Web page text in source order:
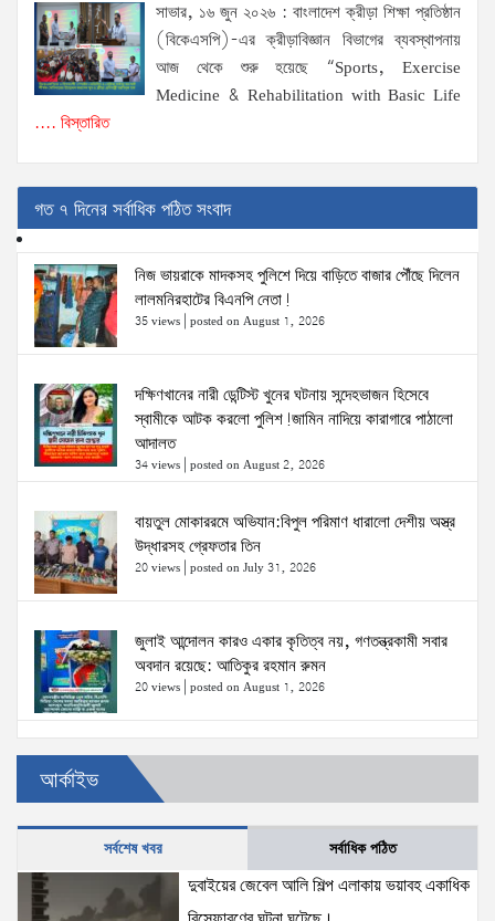
সাভার, ১৬ জুন ২০২৬ : বাংলাদেশ ক্রীড়া শিক্ষা প্রতিষ্ঠান
(বিকেএসপি)-এর ক্রীড়াবিজ্ঞান বিভাগের ব্যবস্থাপনায়
আজ থেকে শুরু হয়েছে “Sports, Exercise
Medicine & Rehabilitation with Basic Life
.... বিস্তারিত
গত ৭ দিনের সর্বাধিক পঠিত সংবাদ
নিজ ভায়রাকে মাদকসহ পুলিশে দিয়ে বাড়িতে বাজার পৌঁছে দিলেন
লালমনিরহাটের বিএনপি নেতা!
35 views posted on August 1, 2026
দক্ষিণখানের নারী ডেন্টিস্ট খুনের ঘটনায় সন্দেহভাজন হিসেবে
স্বামীকে আটক করলো পুলিশ!জামিন নাদিয়ে কারাগারে পাঠালো
আদালত
34 views posted on August 2, 2026
বায়তুল মোকাররমে অভিযান:বিপুল পরিমাণ ধারালো দেশীয় অস্ত্র
উদ্ধারসহ গ্রেফতার তিন
20 views posted on July 31, 2026
জুলাই আন্দোলন কারও একার কৃতিত্ব নয়, গণতন্ত্রকামী সবার
অবদান রয়েছে: আতিকুর রহমান রুমন
20 views posted on August 1, 2026
উত্তরখানে ডিএনসিসি প্রশাসক মো. শফিকুল ও ঢাকা-১৮
আসনের সংসদ সদস্য এস এম জাহাঙ্গীর হোসেনের উপর একদল
দুস্কৃতিকারীদের হামলা
20 views|posted on August 2, 2026
প্রধানমন্ত্রীর সঙ্গে মার্কিন বিশেষ দূতের বৈঠক: তারেক রহমানের
নেতৃত্ব ও বাংলাদেশের স্থিতিশীলতায় দৃঢ় আত্মবিশ্বাস
আর্কাইভ
সর্বশেষ খবর সর্বাধিক পঠিত
দুবাইয়ের জেবেল আলি শিল্প এলাকায় ভয়াবহ একাধিক